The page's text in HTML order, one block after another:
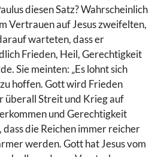
diesen Satz? Wahrscheinlich
Vertrauen auf Jesus zweifelten,
warteten, dass er
Frieden, Heil, Gerechtigkeit
Sie meinten: „Es lohnt sich
hoffen. Gott wird Frieden
überall Streit und Krieg auf
und Gerechtigkeit
dass die Reichen immer reicher
werden. Gott hat Jesus vom